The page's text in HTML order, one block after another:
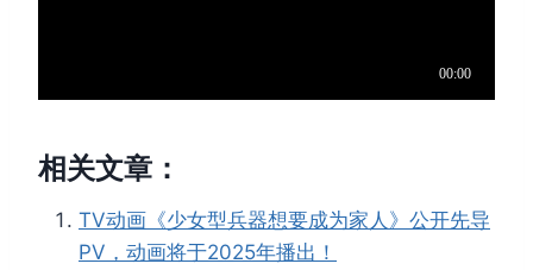
相关文章：
TV动画《少女型兵器想要成为家人》公开先导
PV，动画将于2025年播出！